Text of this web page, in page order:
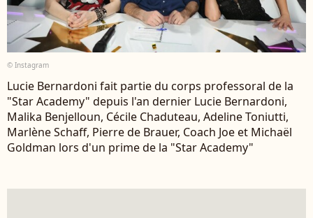
© Instagram
Lucie Bernardoni fait partie du corps professoral de la
"Star Academy" depuis l'an dernier Lucie Bernardoni,
Malika Benjelloun, Cécile Chaduteau, Adeline Toniutti,
Marlène Schaff, Pierre de Brauer, Coach Joe et Michaël
Goldman lors d'un prime de la "Star Academy"